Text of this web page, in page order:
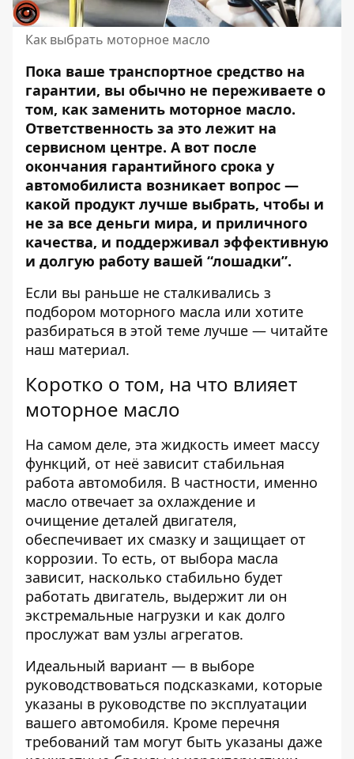
Как выбрать моторное масло
Пока ваше транспортное средство на
гарантии, вы обычно не переживаете о
том, как заменить моторное масло.
Ответственность за это лежит на
сервисном центре. А вот после
окончания гарантийного срока у
автомобилиста возникает вопрос —
какой продукт лучше выбрать, чтобы и
не за все деньги мира, и приличного
качества, и поддерживал эффективную
и долгую работу вашей “лошадки”.
Если вы раньше не сталкивались з
подбором моторного масла или хотите
разбираться в этой теме лучше — читайте
наш материал.
Коротко о том, на что влияет
моторное масло
На самом деле, эта жидкость имеет массу
функций, от неё зависит стабильная
работа автомобиля. В частности, именно
масло отвечает за охлаждение и
очищение деталей двигателя,
обеспечивает их смазку и защищает от
коррозии. То есть, от выбора масла
зависит, насколько стабильно будет
работать двигатель, выдержит ли он
экстремальные нагрузки и как долго
прослужат вам узлы агрегатов.
Идеальный вариант — в выборе
руководствоваться подсказками, которые
указаны в руководстве по эксплуатации
вашего автомобиля. Кроме перечня
требований там могут быть указаны даже